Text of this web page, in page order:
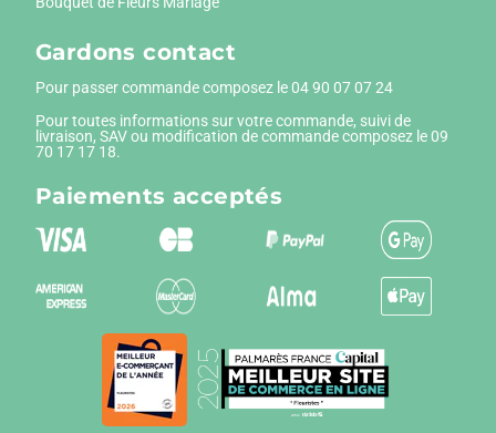
Gardons contact
Pour passer commande composez le04 90 07 07 24
Pour toutes informations sur votre commande, suivi de
livraison, SAV ou modification de commande composez le 09
70 17 17 18.
Paiements acceptés